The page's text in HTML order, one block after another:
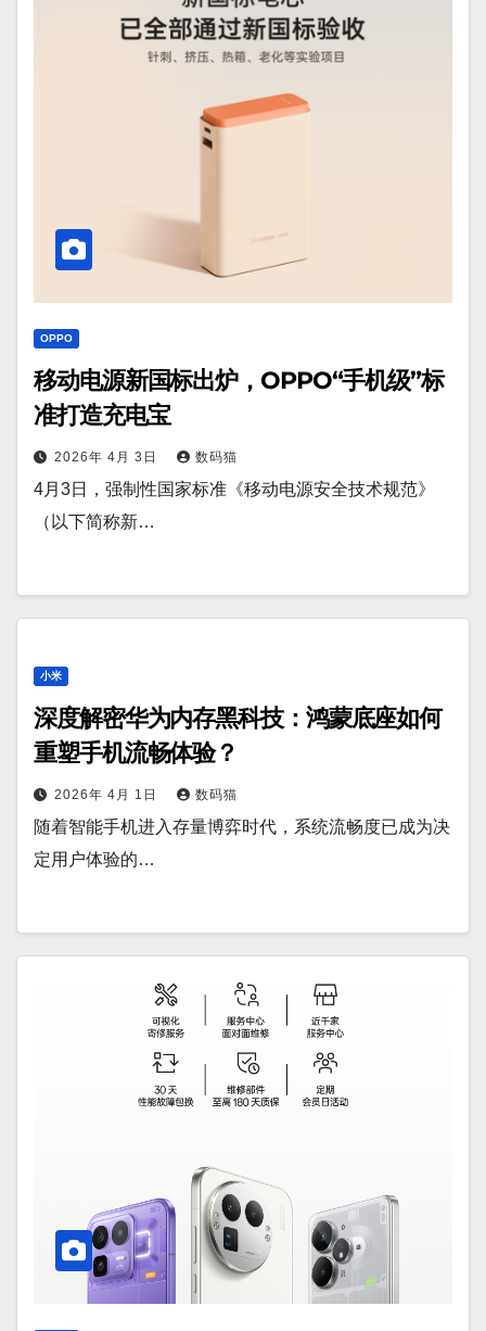
OPPO
移动电源新国标出炉，OPPO“手机级”标
准打造充电宝
2026年 4月 3日 数码猫
4月3日，强制性国家标准《移动电源安全技术规范》
（以下简称新…
小米
深度解密华为内存黑科技：鸿蒙底座如何
重塑手机流畅体验？
2026年 4月 1日 数码猫
随着智能手机进入存量博弈时代，系统流畅度已成为决
定用户体验的…